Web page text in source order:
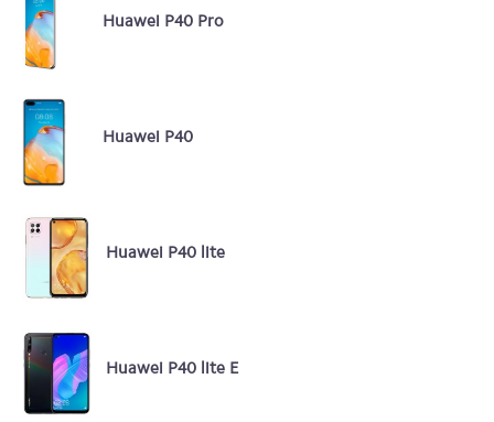
Huawei P40 Pro
Huawei P40
Huawei P40 lite
Huawei P40 lite E